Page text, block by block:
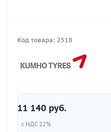
Код товара: 2518
11 140 руб.
с НДС 22%